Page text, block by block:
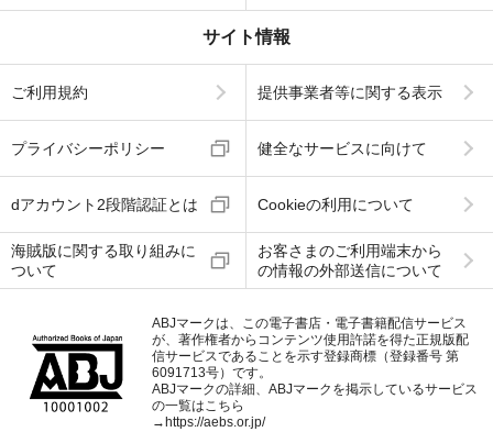
サイト情報
ご利用規約 提供事業者等に関する表示
プライバシーポリシー 健全なサービスに向けて
dアカウント2段階認証とは Cookieの利用について
海賊版に関する取り組みに
ついて
お客さまのご利用端末から
の情報の外部送信について
ABJマークは、この電子書店・電子書籍配信サービス
が、著作権者からコンテンツ使用許諾を得た正規版配
信サービスであることを示す登録商標（登録番号 第
6091713号）です。
ABJマークの詳細、ABJマークを掲示しているサービス
の一覧はこちら
→ https://aebs.or.jp/